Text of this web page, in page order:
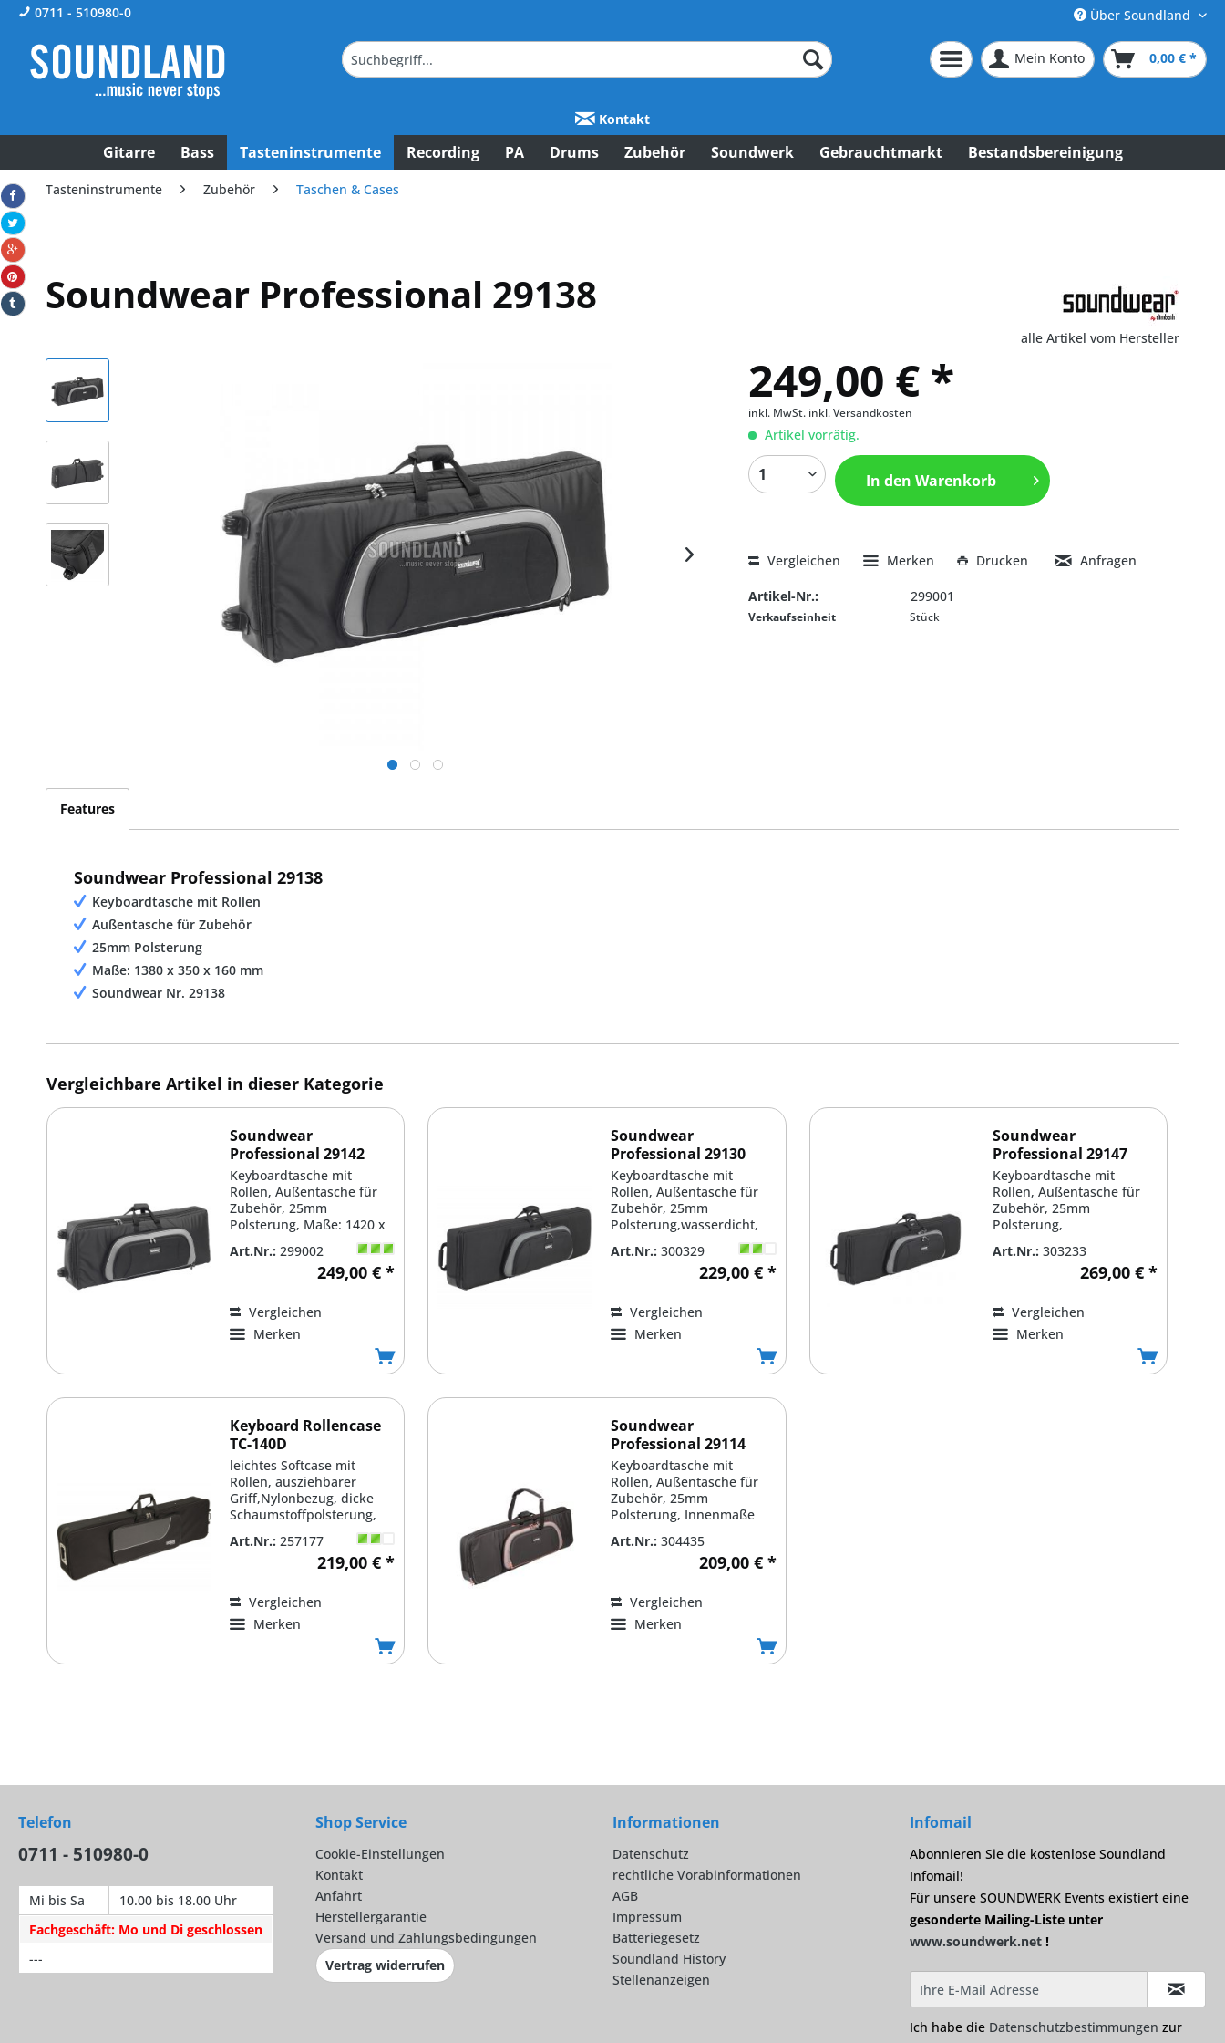
0711 - 510980-0 Über Soundland
Mein Konto 0,00 € *
Kontakt
Gitarre Bass Tasteninstrumente Recording PA Drums Zubehör Soundwerk Gebrauchtmarkt Bestandsbereinigung
Tasteninstrumente Zubehör Taschen & Cases
Soundwear Professional 29138
alle Artikel vom Hersteller
249,00 € *
inkl. MwSt. inkl. Versandkosten
Artikel vorrätig.
In den Warenkorb
Vergleichen Merken Drucken Anfragen
Artikel-Nr.: 299001
Verkaufseinheit Stück
Features
Soundwear Professional 29138
Keyboardtasche mit Rollen
Außentasche für Zubehör
25mm Polsterung
Maße: 1380 x 350 x 160 mm
Soundwear Nr. 29138
Vergleichbare Artikel in dieser Kategorie
Soundwear
Professional 29142
Keyboardtasche mit
Rollen, Außentasche für
Zubehör, 25mm
Polsterung, Maße: 1420 x
390 x 150 mm, Soundwear
Nr. 29142
Art.Nr.: 299002
249,00 € *
Vergleichen
Merken
Soundwear
Professional 29130
Keyboardtasche mit
Rollen, Außentasche für
Zubehör, 25mm
Polsterung,wasserdicht,
Maße: 1300 x 350 x 140
mm, Soundwear...
Art.Nr.: 300329
229,00 € *
Vergleichen
Merken
Soundwear
Professional 29147
Keyboardtasche mit
Rollen, Außentasche für
Zubehör, 25mm
Polsterung,
an den...
Art.Nr.: 303233
269,00 € *
Vergleichen
Merken
Keyboard Rollencase
TC-140D
leichtes Softcase mit
Rollen, ausziehbarer
Griff,Nylonbezug, dicke
Schaumstoffpolsterung,
Art.Nr.: 257177
219,00 € *
Vergleichen
Merken
Soundwear
Professional 29114
Keyboardtasche mit
Rollen, Außentasche für
Zubehör, 25mm
Polsterung, Innenmaße
Soundwear Nr. 29114
Art.Nr.: 304435
209,00 € *
Vergleichen
Merken
Telefon
0711 - 510980-0
Mi bis Sa
10.00 bis 18.00 Uhr
Fachgeschäft: Mo und Di geschlossen
---
Shop Service
Cookie-Einstellungen
Kontakt
Anfahrt
Herstellergarantie
Versand und Zahlungsbedingungen
Vertrag widerrufen
Informationen
Datenschutz
rechtliche Vorabinformationen
AGB
Impressum
Batteriegesetz
Soundland History
Stellenanzeigen
Infomail
Abonnieren Sie die kostenlose Soundland
Infomail!
Für unsere SOUNDWERK Events existiert eine
gesonderte Mailing-Liste unter
www.soundwerk.net !
Ich habe die Datenschutzbestimmungen zur